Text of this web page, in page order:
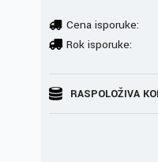
Cena isporuke:
Rok isporuke:
RASPOLOŽIVA